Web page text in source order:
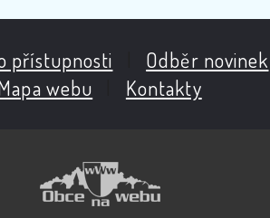
přístupnosti Odběr novinek
webu
Kontakty